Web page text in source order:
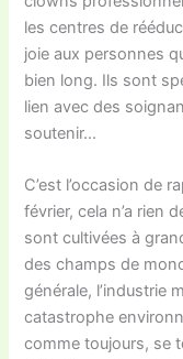
les centres de
joie aux personnes
bien long. Ils sont
lien avec des
soutenir…
C’est l’occasion de
février, cela n’a rien
sont cultivées à
des champs de
générale, l’industrie
catastrophe
comme toujours, se